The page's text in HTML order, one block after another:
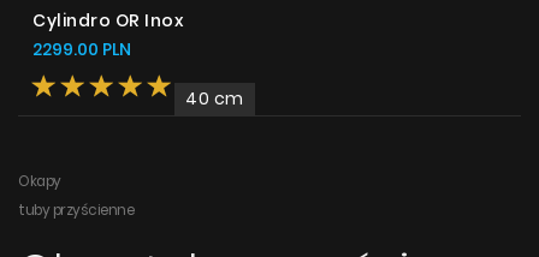
Cylindro OR Inox
2299.00 PLN
40 cm
Okapy
tuby przyścienne